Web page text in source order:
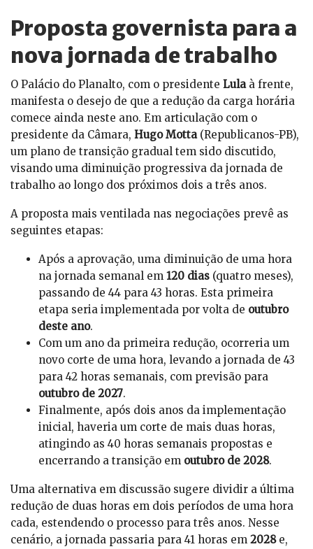
Proposta governista para a
nova jornada de trabalho
O Palácio do Planalto, com o presidente Lulaà frente,
manifesta o desejo de que a redução da carga horária
comece ainda neste ano. Em articulação com o
presidente da Câmara, Hugo Motta(Republicanos-PB),
um plano de transição gradual tem sido discutido,
visando uma diminuição progressiva da jornada de
trabalho ao longo dos próximos dois a três anos.
A proposta mais ventilada nas negociações prevê as
seguintes etapas:
Após a aprovação, uma diminuição de uma hora
na jornada semanal em 120 dias (quatro meses),
passando de 44 para 43 horas. Esta primeira
etapa seria implementada por volta de outubro
deste ano.
Com um ano da primeira redução, ocorreria um
novo corte de uma hora, levando a jornada de 43
para 42 horas semanais, com previsão para
outubro de 2027.
Finalmente, após dois anos da implementação
inicial, haveria um corte de mais duas horas,
atingindo as 40 horas semanais propostas e
encerrando a transição em outubro de 2028.
Uma alternativa em discussão sugere dividir a última
redução de duas horas em dois períodos de uma hora
cada, estendendo o processo para três anos. Nesse
cenário, a jornada passaria para 41 horas em 2028e,